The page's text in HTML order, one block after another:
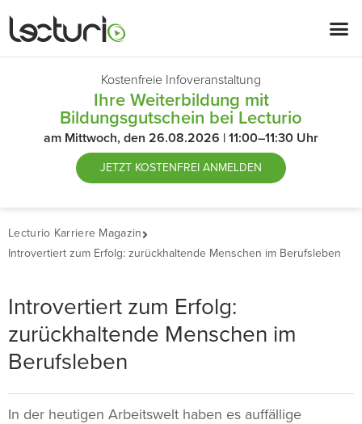
Kostenfreie Infoveranstaltung
Ihre Weiterbildung mit
Bildungsgutschein bei Lecturio
am Mittwoch, den 26.08.2026 | 11:00–11:30 Uhr
JETZT KOSTENFREI ANMELDEN
Lecturio Karriere Magazin
Introvertiert zum Erfolg: zurückhaltende Menschen im Berufsleben
Introvertiert zum Erfolg:
zurückhaltende Menschen im
Berufsleben
In der heutigen Arbeitswelt haben es auffällige